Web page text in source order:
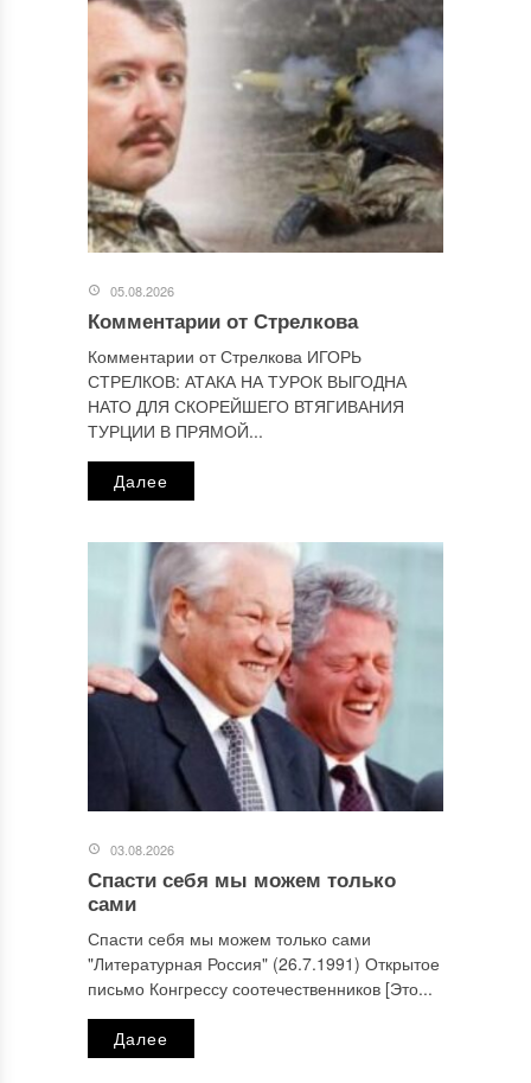
Этот сайт использует Akismet для борьбы со спамом.
Узнайте, как обрабатываются ваши данные комментариев
персональных данных.
05.08.2026
Комментарии от Стрелкова
Комментарии от Стрелкова ИГОРЬ
СТРЕЛКОВ: АТАКА НА ТУРОК ВЫГОДНА
НАТО ДЛЯ СКОРЕЙШЕГО ВТЯГИВАНИЯ
ТУРЦИИ В ПРЯМОЙ...
Далее
03.08.2026
Спасти себя мы можем только
сами
Спасти себя мы можем только сами
"Литературная Россия" (26.7.1991) Открытое
письмо Конгрессу соотечественников [Это...
Далее